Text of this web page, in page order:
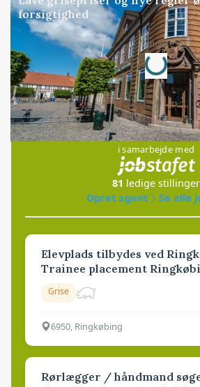
forsigtighed
Annonce
Loading...
Jobs
i samarbejde med
81 ledige stillinger
Opret agent
Se alle
Elevplads tilbydes ved
Trainee placement
Grise
6950, Ringkøbing
Rørlægger / håndmand